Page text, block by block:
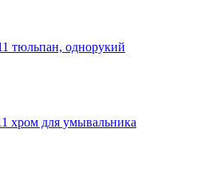
тюльпан, однорукий
хром для умывальника